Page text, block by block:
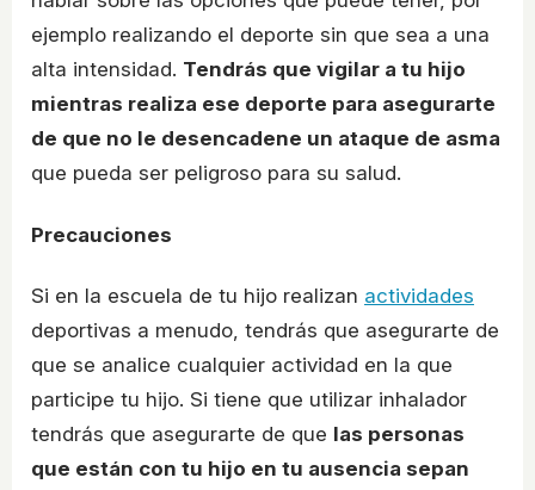
ejemplo realizando el deporte sin que sea a una
alta intensidad. Tendrás que vigilar a tu hijo
mientras realiza ese deporte para asegurarte
de que no le desencadene un ataque de asma
que pueda ser peligroso para su salud.
Precauciones
Si en la escuela de tu hijo realizan actividades
deportivas a menudo, tendrás que asegurarte de
que se analice cualquier actividad en la que
participe tu hijo. Si tiene que utilizar inhalador
tendrás que asegurarte de que las personas
que están con tu hijo en tu ausencia sepan